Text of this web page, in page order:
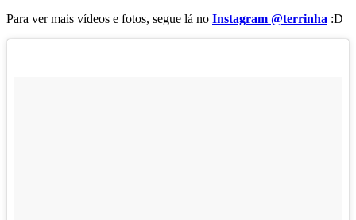
Para ver mais vídeos e fotos, segue lá no Instagram @terrinha :D